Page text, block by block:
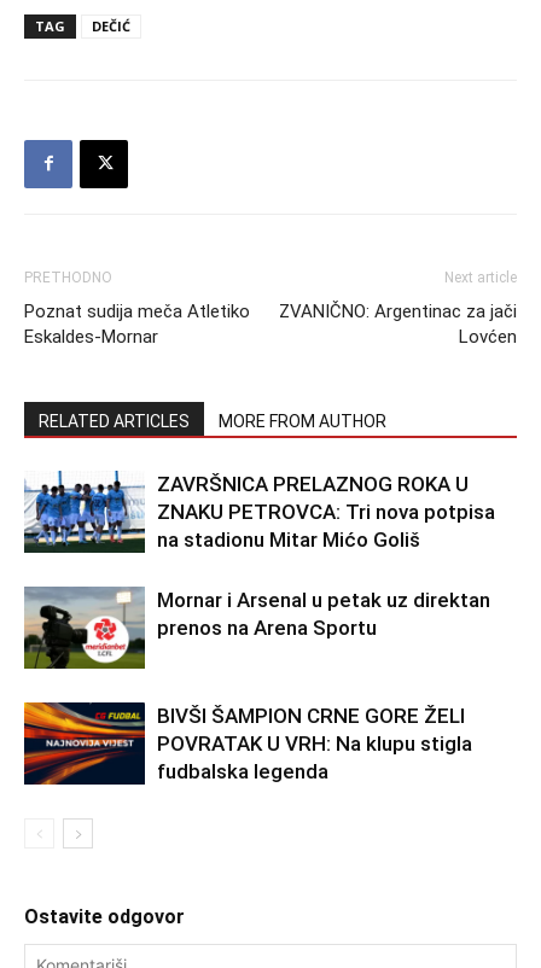
TAG DEČIĆ
PRETHODNO
Poznat sudija meča Atletiko
Eskaldes-Mornar
Next article
ZVANIČNO: Argentinac za jači
Lovćen
RELATED ARTICLES MORE FROM AUTHOR
ZAVRŠNICA PRELAZNOG ROKA U
ZNAKU PETROVCA: Tri nova potpisa
na stadionu Mitar Mićo Goliš
Mornar i Arsenal u petak uz direktan
prenos na Arena Sportu
BIVŠI ŠAMPION CRNE GORE ŽELI
POVRATAK U VRH: Na klupu stigla
fudbalska legenda
Ostavite odgovor